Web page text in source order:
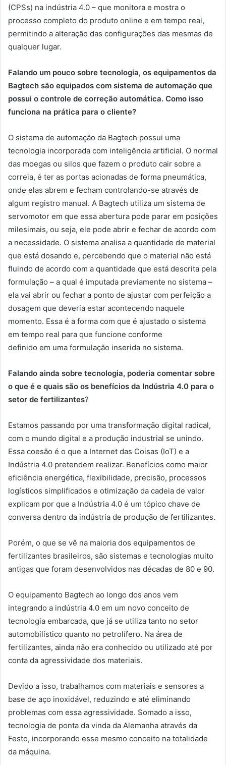
(CPSs) na indústria 4.0 – que monitora e mostra o
processo completo do produto online e em tempo real,
permitindo a alteração das configurações das mesmas de
qualquer lugar.
Falando um pouco sobre tecnologia, os equipamentos da
Bagtech são equipados com sistema de automação que
possui o controle de correção automática. Como isso
funciona na prática para o cliente?
O sistema de automação da Bagtech possui uma
tecnologia incorporada com inteligência artificial. O normal
das moegas ou silos que fazem o produto cair sobre a
correia, é ter as portas acionadas de forma pneumática,
onde elas abrem e fecham controlando-se através de
algum registro manual. A Bagtech utiliza um sistema de
servomotor em que essa abertura pode parar em posições
milesimais, ou seja, ele pode abrir e fechar de acordo com
a necessidade. O sistema analisa a quantidade de material
que está dosando e, percebendo que o material não está
fluindo de acordo com a quantidade que está descrita pela
formulação – a qual é imputada previamente no sistema –
ela vai abrir ou fechar a ponto de ajustar com perfeição a
dosagem que deveria estar acontecendo naquele
momento. Essa é a forma com que é ajustado o sistema
em tempo real para que funcione conforme
definido em uma formulação inserida no sistema.
Falando ainda sobre tecnologia, poderia comentar sobre
o que é e quais são os benefícios da Indústria 4.0 para o
setor de fertilizantes?
Estamos passando por uma transformação digital radical,
com o mundo digital e a produção industrial se unindo.
Essa coesão é o que a Internet das Coisas (IoT) e a
Indústria 4.0 pretendem realizar. Benefícios como maior
eficiência energética, flexibilidade, precisão, processos
logísticos simplificados e otimização da cadeia de valor
explicam por que a Indústria 4.0 é um tópico chave de
conversa dentro da indústria de produção de fertilizantes.
Porém, o que se vê na maioria dos equipamentos de
fertilizantes brasileiros, são sistemas e tecnologias muito
antigas que foram desenvolvidos nas décadas de 80 e 90.
O equipamento Bagtech ao longo dos anos vem
integrando a indústria 4.0 em um novo conceito de
tecnologia embarcada, que já se utiliza tanto no setor
automobilístico quanto no petrolífero. Na área de
fertilizantes, ainda não era conhecido ou utilizado até por
conta da agressividade dos materiais.
Devido a isso, trabalhamos com materiais e sensores a
base de aço inoxidável, reduzindo e até eliminando
problemas com essa agressividade. Somado a isso,
tecnologia de ponta da vinda da Alemanha através da
Festo, incorporando esse mesmo conceito na totalidade
da máquina.